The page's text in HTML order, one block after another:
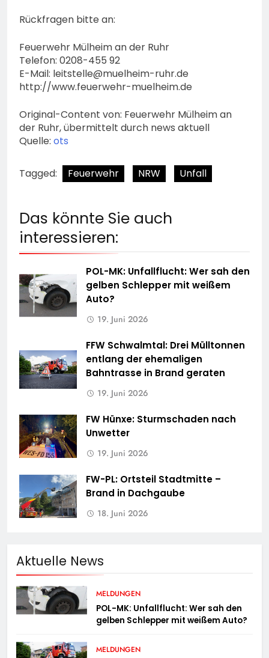
Rückfragen bitte an:
Feuerwehr Mülheim an der Ruhr
Telefon: 0208-455 92
E-Mail: leitstelle@muelheim-ruhr.de
http://www.feuerwehr-muelheim.de
Original-Content von: Feuerwehr Mülheim an
der Ruhr, übermittelt durch news aktuell
Quelle: ots
Tagged: Feuerwehr NRW Unfall
Das könnte Sie auch
interessieren:
POL-MK: Unfallflucht: Wer sah den
gelben Schlepper mit weißem
Auto?
19. Juni 2026
FFW Schwalmtal: Drei Mülltonnen
entlang der ehemaligen
Bahntrasse in Brand geraten
19. Juni 2026
FW Hünxe: Sturmschaden nach
Unwetter
19. Juni 2026
FW-PL: Ortsteil Stadtmitte –
Brand in Dachgaube
18. Juni 2026
Aktuelle News
MELDUNGEN
POL-MK: Unfallflucht: Wer sah den
gelben Schlepper mit weißem Auto?
MELDUNGEN